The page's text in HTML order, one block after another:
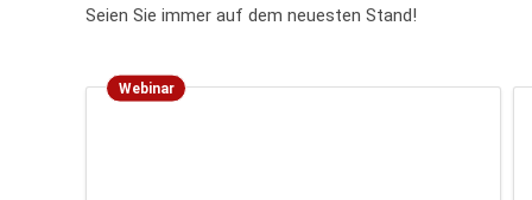
Seien Sie immer auf dem neuesten Stand!
Webinar